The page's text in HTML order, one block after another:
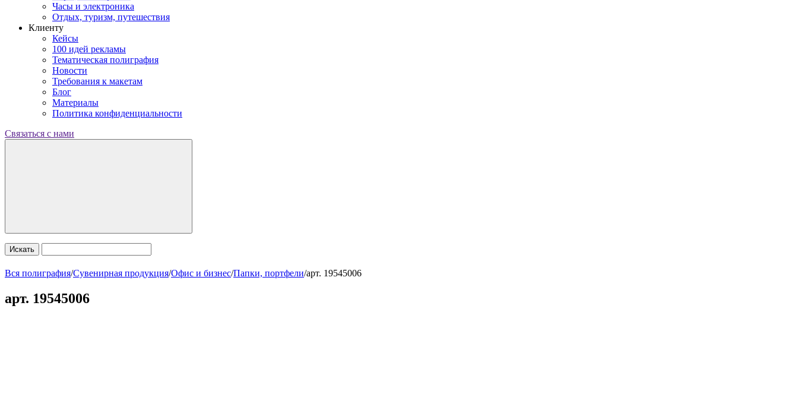
Часы и электроника
Отдых, туризм, путешествия
Клиенту
Кейсы
100 идей рекламы
Тематическая полиграфия
Новости
Требования к макетам
Блог
Материалы
Политика конфиденциальности
Связаться с нами
Искать
Вся полиграфия/Сувенирная продукция/Офис и бизнес/Папки, портфели/арт. 19545006
арт. 19545006